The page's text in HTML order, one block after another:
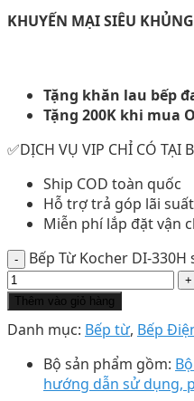
KHUYẾN MẠI SIÊU KHỦNG
Tặng khăn lau bếp
Tặng 200K khi mua
✅DỊCH VỤ VIP CHỈ CÓ
Ship COD toàn quốc
Hỗ trợ trả góp lãi
Miễn phí lắp đặt vận
Bếp Từ Kocher DI-330H
Thêm vào giỏ hàng
Danh mục: Bếp từ, Bếp
Bộ sản phẩm gồm:
hướng dẫn sử dụng,